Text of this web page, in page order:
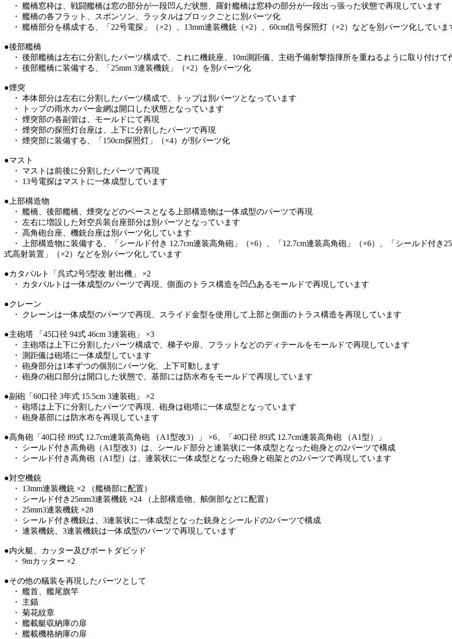
・ 艦橋窓枠は、戦闘艦橋は窓の部分が一段凹んだ状態、羅針艦橋は窓枠の部分が一段出っ張った状態で再現しています
・ 艦橋の各フラット、スポンソン、ラッタルはブロックごとに別パーツ化
・ 艦橋部分を構成する、「22号電探」（×2）、13mm連装機銃（×2）、60cm信号探照灯（×2）などを別パーツ化していま
●後部艦橋
・ 後部艦橋は左右に分割したパーツ構成で、これに機銃座、10m測距儀、主砲予備射撃指揮所を重ねるように取り付けて
・ 後部艦橋に装備する、「25mm 3連装機銃」（×2）を別パーツ化
●煙突
・ 本体部分は左右に分割したパーツ構成で、トップは別パーツとなっています
・ トップの雨水カバー金網は開口した状態となっています
・ 煙突部の各副管は、モールドにて再現
・ 煙突部の探照灯台座は、上下に分割したパーツで再現
・ 煙突部に装備する、「150cm探照灯」（×4）が別パーツ化
●マスト
・ マストは前後に分割したパーツで再現
・ 13号電探はマストに一体成型しています
●上部構造物
・ 艦橋、後部艦橋、煙突などのベースとなる上部構造物は一体成型のパーツで再現
・ 左右に増設した対空兵装台座部分は別パーツとなっています
・ 高角砲台座、機銃台座は別パーツ化しています
・ 上部構造物に装備する、「シールド付き 12.7cm連装高角砲」（×6）、「12.7cm連装高角砲」（×6）、「シールド付き
式高射装置」（×2）などを別パーツ化しています
●カタパルト「呉式2号5型改 射出機」 ×2
・ カタパルトは一体成型のパーツで再現、側面のトラス構造を凹凸あるモールドで再現しています
●クレーン
・ クレーンは一体成型のパーツで再現、スライド金型を使用して上部と側面のトラス構造を再現しています
●主砲塔 「45口径 94式 46cm 3連装砲」 ×3
・ 主砲塔は上下に分割したパーツ構成で、梯子や扉、フラットなどのディテールをモールドで再現しています
・ 測距儀は砲塔に一体成型しています
・ 砲身部分は1本ずつの個別にパーツ化、上下可動します
・ 砲身の砲口部分は開口した状態で、基部には防水布をモールドで再現しています
●副砲「60口径 3年式 15.5cm 3連装砲」 ×2
・ 砲塔は上下に分割したパーツで再現、砲身は砲塔に一体成型となっています
・ 砲身基部には防水布を再現しています
●高角砲「40口径 89式 12.7cm連装高角砲 （A1型改3）」 ×6、「40口径 89式 12.7cm連装高角砲 （A1型）」
・ シールド付き高角砲（A1型改3）は、シールド部分と連装状に一体成型となった砲身との2パーツで構成
・ シールド付き高角砲（A1型）は、連装状に一体成型となった砲身と砲架との2パーツで再現しています
●対空機銃
・ 13mm連装機銃 ×2 （艦橋部に配置）
・ シールド付き25mm3連装機銃 ×24 （上部構造物、舷側部などに配置）
・ 25mm3連装機銃 ×28
・ シールド付き機銃は、3連装状に一体成型となった銃身とシールドの2パーツで構成
・ 連装機銃、3連装機銃は一体成型のパーツで再現しています
●内火艇、カッター及びボートダビッド
・ 9mカッター ×2
●その他の艤装を再現したパーツとして
・ 艦首、艦尾旗竿
・ 主錨
・ 菊花紋章
・ 艦載艇収納庫の扉
・ 艦載機格納庫の扉